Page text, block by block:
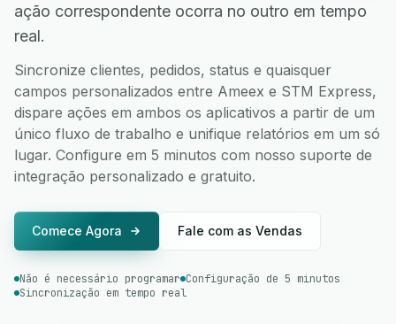
ação correspondente ocorra no outro em tempo
real.
Sincronize clientes, pedidos, status e quaisquer
campos personalizados entre Ameex e STM Express,
dispare ações em ambos os aplicativos a partir de um
único fluxo de trabalho e unifique relatórios em um só
lugar. Configure em 5 minutos com nosso suporte de
integração personalizado e gratuito.
Comece Agora Fale com as Vendas
Não é necessário programar Configuração de 5 minutos
Sincronização em tempo real